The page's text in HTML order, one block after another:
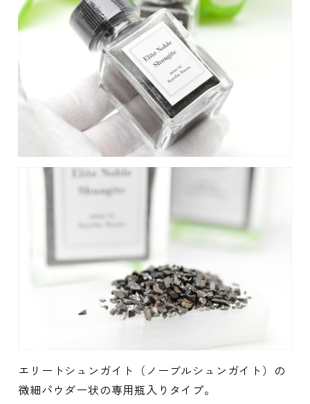
エリートシュンガイト（ノーブルシュンガイト）の
微細パウダー状の専用瓶入りタイプ。